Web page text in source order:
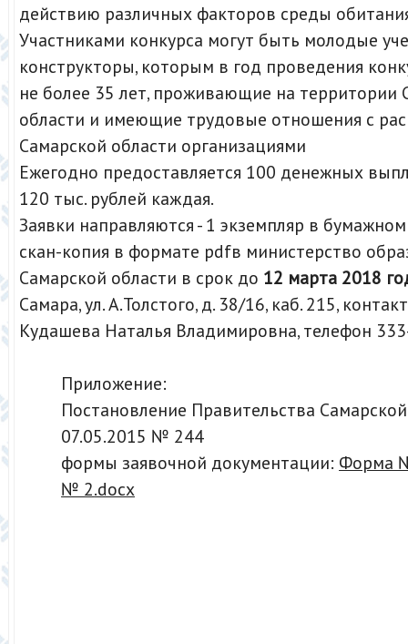
действию различных факторов среды
Участниками конкурса могут быть молодые
конструкторы, которым в год проведения
не более 35 лет, проживающие на территории
области и имеющие трудовые отношения с
Самарской области организациями
Ежегодно предоставляется 100 денежных
120 тыс. рублей каждая.
Заявки направляются - 1 экземпляр в
скан-копия в формате pdfв министерство
Самарской области в срок до 12 марта 2018
Самара, ул. А.Толстого, д. 38/16, каб. 215,
Кудашева Наталья Владимировна, телефон
Приложение:
Постановление Правительства
07.05.2015 № 244
формы заявочной документации: Форма
№ 2.docx